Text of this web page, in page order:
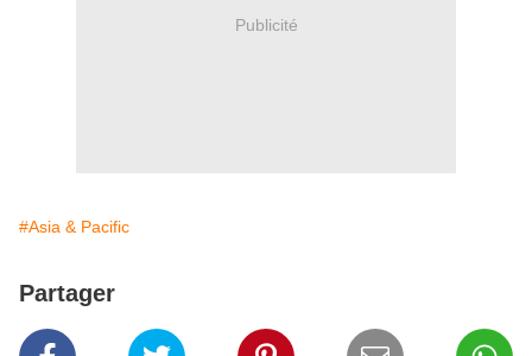
Publicité
#Asia & Pacific
Partager